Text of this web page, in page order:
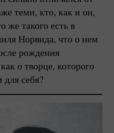
теми, кто, как и он,
же такого есть в
Норвида, что о нем
рождения
о творце, которого
себя?